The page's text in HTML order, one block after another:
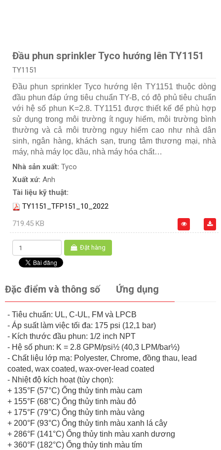
Đầu phun sprinkler Tyco hướng lên TY1151
TY1151
Đầu phun sprinkler Tyco hướng lên TY1151 thuộc dòng
đầu phun đáp ứng tiêu chuẩn TY-B, có độ phủ tiêu chuẩn
với hệ số phun K=2.8. TY1151 được thiết kế để phù hợp
sử dụng trong môi trường ít nguy hiểm, môi trường bình
thường và cả môi trường nguy hiểm cao như nhà dân
sinh, ngân hàng, khách sạn, trung tâm thương mại, nhà
máy, nhà máy lọc dầu, nhà máy hóa chất…
Nhà sản xuất: Tyco
Xuất xứ: Anh
Tài liệu kỹ thuật:
TY1151_TFP151_10_2022
719.45 KB
Đặt hàng
Đặc điểm và thông số Ứng dụng
- Tiêu chuẩn: UL, C-UL, FM và LPCB
- Áp suất làm việc tối đa: 175 psi (12,1 bar)
- Kích thước đầu phun: 1/2 inch NPT
- Hệ số phun: K = 2.8 GPM/psi½ (40,3 LPM/bar½)
- Chất liệu lớp mạ: Polyester, Chrome, đồng thau, lead
coated, wax coated, wax-over-lead coated
- Nhiệt độ kích hoạt (tùy chọn):
+ 135°F (57°C) Ống thủy tinh màu cam
+ 155°F (68°C) Ống thủy tinh màu đỏ
+ 175°F (79°C) Ống thủy tinh màu vàng
+ 200°F (93°C) Ống thủy tinh màu xanh lá cây
+ 286°F (141°C) Ống thủy tinh màu xanh dương
+ 360°F (182°C) Ống thủy tinh màu tím